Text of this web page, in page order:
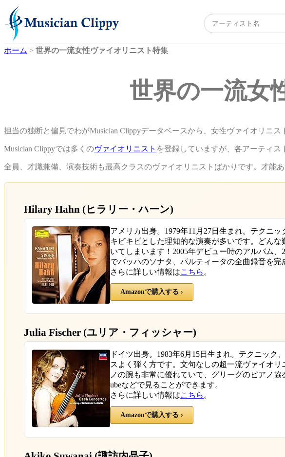
ホーム > 世界の一流女性ヴァイオリニスト特集
世界の一流女
担当の独断と偏見でわがMusician Clippyデータベースから、女性ヴァイオリニス
Musician Clippyでは多くのヴァイオリニスト を登録していますが、各アーティス
全員、才識兼備、演奏技術も最高クラスのヴァイオリニストばかりです。才能
Hilary Hahn (ヒラリー・ハーン)
アメリカ出身。1979年11月27日生まれ。テクニッ
キビキビとした理知的な演奏が多いです。どんな
いてしまいます！2005年デビュー時のアルバム、
でバッハのソナタ、パルティータの全曲録音を完
さらに詳しい情報はこちら 。
Amazonで購入する ›
Julia Fischer (ユリア・フィッシャー)
ドイツ出身。1983年6月15日生まれ。テクニック
スよく弾く方です。文句なしの超一流ヴァイオリ
ノの腕も非常に優れていて、グリーグのピアノ協
ubeなどで見ることができます。
さらに詳しい情報はこちら 。
Amazonで購入する ›